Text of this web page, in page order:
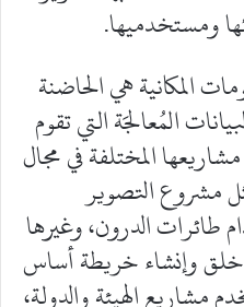
ومستخدميها.
المكانية هي الحاضنة
المُعالجَة التي تقوم
المختلفة في مجال
مشروع التصوير
طائرات الدرون، وغيرها
خلق وإنشاء خريطة أساس
مشاريع الهيئة والدولة،